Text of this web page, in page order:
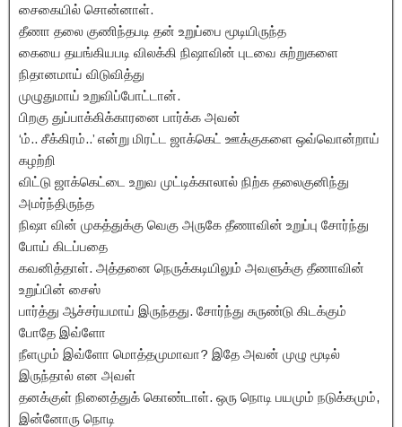
சைகையில் சொன்னாள்.
தீணா தலை குணிந்தபடி தன் உறுப்பை மூடியிருந்த
கையை தயங்கியபடி விலக்கி நிஷாவின் புடவை சுற்றுகளை
நிதானமாய் விடுவித்து
முழுதுமாய் உறுவிப்போட்டான்.
பிறகு துப்பாக்கிக்காரனை பார்க்க அவன்
‘ம்.. சீக்கிரம்..’ என்று மிரட்ட ஜாக்கெட் ஊக்குகளை ஒவ்வொன்றாய்
கழற்றி
விட்டு ஜாக்கெட்டை உறுவ முட்டிக்காலால் நிற்க தலைகுனிந்து
அமர்ந்திருந்த
நிஷா வின் முகத்துக்கு வெகு அருகே தீணாவின் உறுப்பு சோர்ந்து
போய் கிடப்பதை
கவனித்தாள். அத்தனை நெருக்கடியிலும் அவளுக்கு தீணாவின்
உறுப்பின் சைஸ்
பார்த்து ஆச்சர்யமாய் இருந்தது. சோர்ந்து சுருண்டு கிடக்கும்
போதே இவ்ளோ
நீளமும் இவ்ளோ மொத்தமுமாவா? இதே அவன் முழு மூடில்
இருந்தால் என அவள்
தனக்குள் நினைத்துக் கொண்டாள். ஒரு நொடி பயமும் நடுக்கமும்,
இன்னோரு நொடி